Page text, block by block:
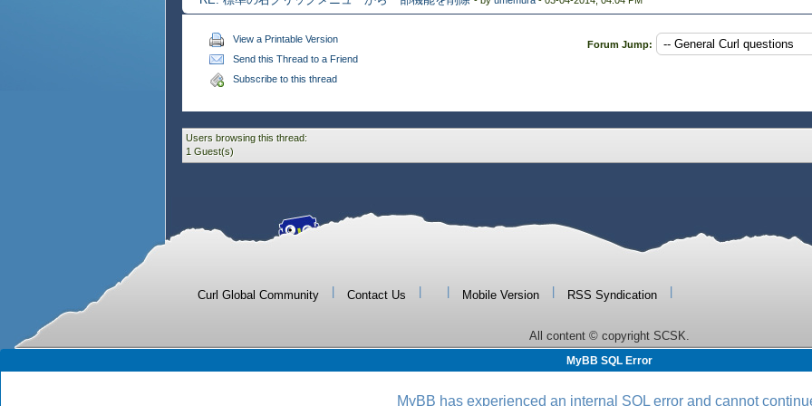
View a Printable Version
Send this Thread to a Friend
Subscribe to this thread
Forum Jump:
Users browsing this thread:
1 Guest(s)
Curl Global Community Contact Us Mobile Version RSS Syndication
All content © copyright SCSK.
MyBB SQL Error
MyBB has experienced an internal SQL error and cannot